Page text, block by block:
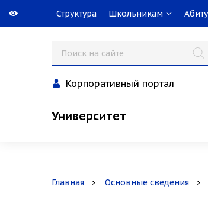
Структура Школьникам
Корпоративный портал
Университет
Главная Основные сведения